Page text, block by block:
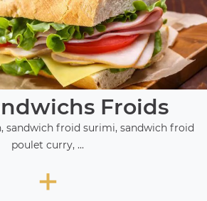
Froids
sandwich froid surimi, sandwich froid
poulet curry, ...
+